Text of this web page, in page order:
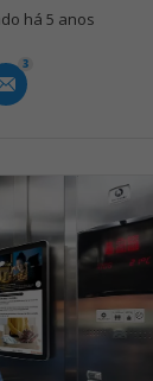
há 5 anos
3